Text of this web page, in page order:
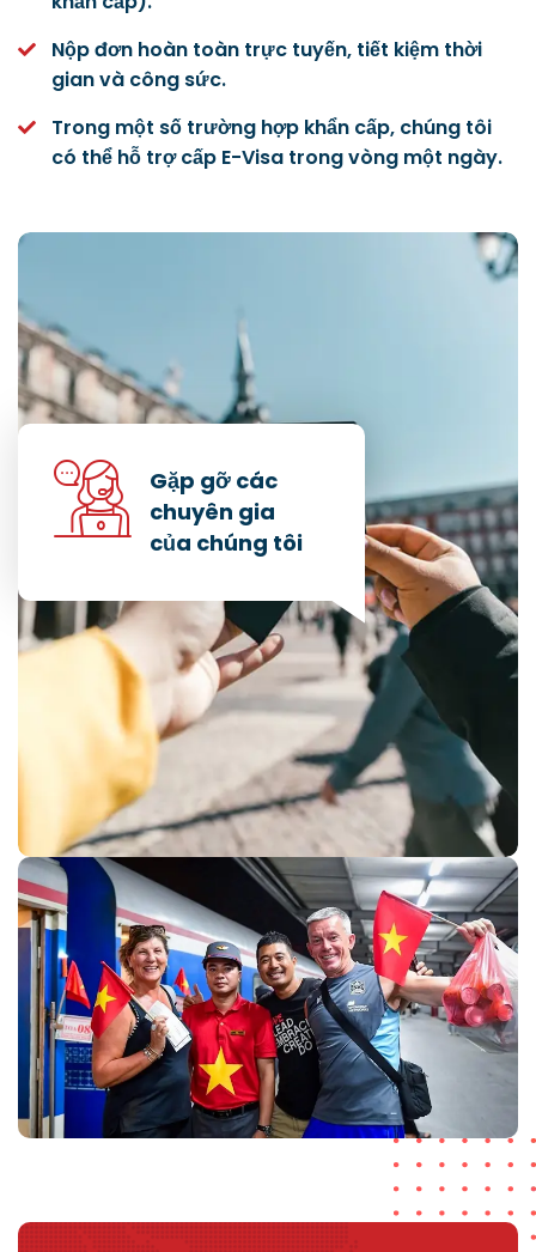
Nộp đơn hoàn toàn trực tuyến, tiết kiệm thời
gian và công sức.
Trong một số trường hợp khẩn cấp, chúng tôi
có thể hỗ trợ cấp E-Visa trong vòng một ngày.
Gặp gỡ các
chuyên gia
của chúng tôi